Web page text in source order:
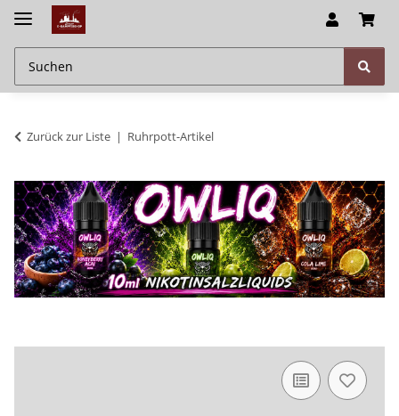
Zurück zur Liste Ruhrpott-Artikel